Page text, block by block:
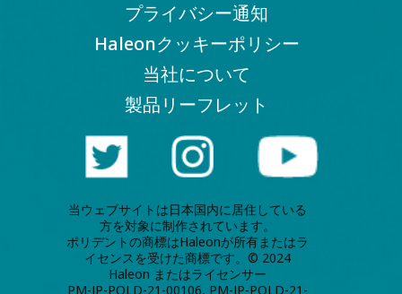
プライバシー通知
Haleonクッキーポリシー
当社について
製品リーフレット
当ウェブサイトは日本国内に居住している
方を対象に制作されています。
ポリデントの商標はHaleonが所有またはラ
イセンスを受けた商標です。© 2024
Haleon またはライセンサー
PM-JP-POLD-21-00106, PM-JP-POLD-21-